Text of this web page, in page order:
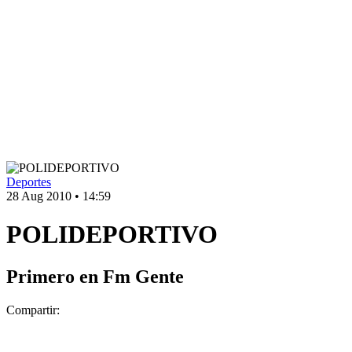
Deportes
28 Aug 2010 • 14:59
POLIDEPORTIVO
Primero en Fm Gente
Compartir: